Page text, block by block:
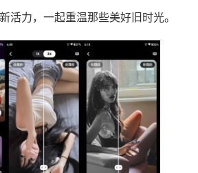
活力，一起重温那些美好旧时光。